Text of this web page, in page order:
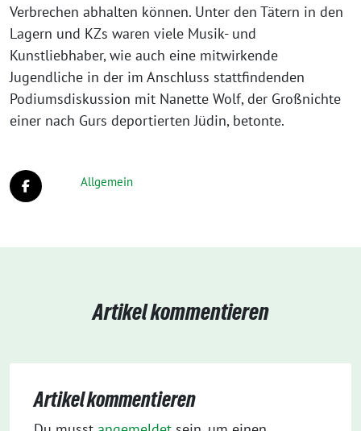
Verbrechen abhalten können. Unter den Tätern in den
Lagern und KZs waren viele Musik- und
Kunstliebhaber, wie auch eine mitwirkende
Jugendliche in der im Anschluss stattfindenden
Podiumsdiskussion mit Nanette Wolf, der Großnichte
einer nach Gurs deportierten Jüdin, betonte.
Allgemein
Artikel kommentieren
Artikel kommentieren